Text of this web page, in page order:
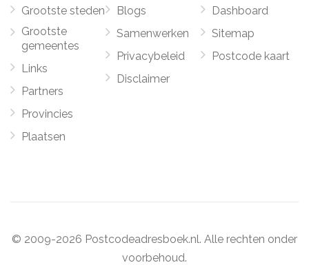
Grootste steden
Grootste
gemeentes
Links
Partners
Provincies
Plaatsen
Blogs
Samenwerken
Privacybeleid
Disclaimer
Dashboard
Sitemap
Postcode kaart
© 2009-2026 Postcodeadresboek.nl. Alle rechten onder
voorbehoud.